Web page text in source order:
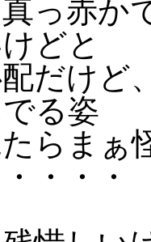
真っ赤か
どと
だけど
る姿
たらまぁ
・・・